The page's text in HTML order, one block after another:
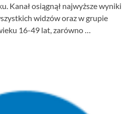
Kanał osiągnął najwyższe wyniki
widzów oraz w grupie
16-49 lat, zarówno …